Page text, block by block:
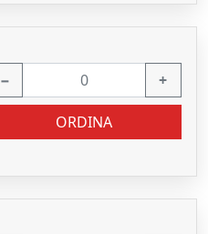
− +
ORDINA